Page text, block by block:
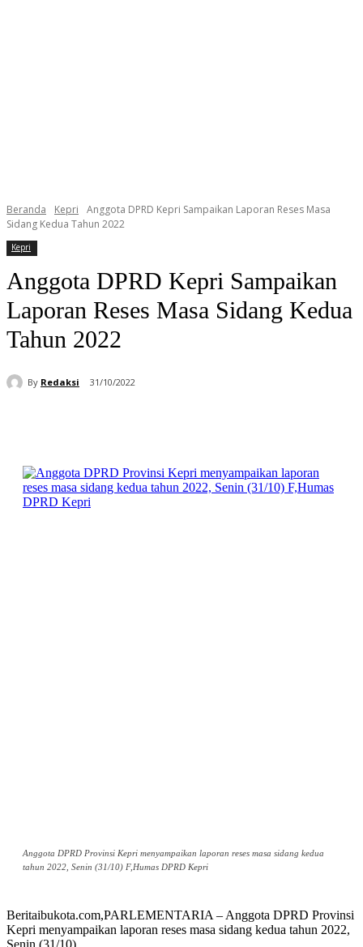
Beranda Kepri
Anggota DPRD Kepri Sampaikan Laporan Reses Masa
Sidang Kedua Tahun 2022
Kepri
Anggota DPRD Kepri Sampaikan
Laporan Reses Masa Sidang Kedua
Tahun 2022
By Redaksi 31/10/2022
Anggota DPRD Provinsi Kepri menyampaikan laporan reses masa sidang kedua
tahun 2022, Senin (31/10) F,Humas DPRD Kepri
Beritaibukota.com,PARLEMENTARIA – Anggota DPRD Provinsi
Kepri menyampaikan laporan reses masa sidang kedua tahun 2022,
Senin (31/10).